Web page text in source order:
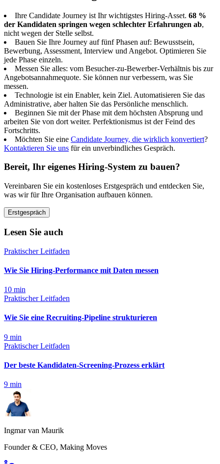
Ihre Candidate Journey ist Ihr wichtigstes Hiring-Asset. 68 %
der Kandidaten springen wegen schlechter Erfahrungen ab,
nicht wegen der Stelle selbst.
Bauen Sie Ihre Journey auf fünf Phasen auf: Bewusstsein,
Bewerbung, Assessment, Interview und Angebot. Optimieren Sie
jede Phase einzeln.
Messen Sie alles: vom Besucher-zu-Bewerber-Verhältnis bis zur
Angebotsannahmequote. Sie können nur verbessern, was Sie
messen.
Technologie ist ein Enabler, kein Ziel. Automatisieren Sie das
Administrative, aber halten Sie das Persönliche menschlich.
Beginnen Sie mit der Phase mit dem höchsten Absprung und
arbeiten Sie von dort weiter. Perfektionismus ist der Feind des
Fortschritts.
Möchten Sie eine Candidate Journey, die wirklich konvertiert?
Kontaktieren Sie uns für ein unverbindliches Gespräch.
Bereit, Ihr eigenes Hiring-System zu bauen?
Vereinbaren Sie ein kostenloses Erstgespräch und entdecken Sie,
was wir für Ihre Organisation aufbauen können.
Erstgespräch
Lesen Sie auch
Praktischer Leitfaden
Wie Sie Hiring-Performance mit Daten messen
10 min
Praktischer Leitfaden
Wie Sie eine Recruiting-Pipeline strukturieren
9 min
Praktischer Leitfaden
Der beste Kandidaten-Screening-Prozess erklärt
9 min
Ingmar van Maurik
Founder & CEO, Making Moves